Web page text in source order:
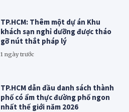
TP.HCM: Thêm một dự án Khu
khách sạn nghỉ dưỡng được tháo
gỡ nút thắt pháp lý
1 ngày trước
TP.HCM dẫn đầu danh sách thành
phố có ẩm thực đường phố ngon
nhất thế giới năm 2026